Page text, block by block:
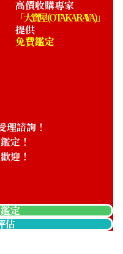
高價收購專家
「大寶屋 (OTAKARAYA)」
提供
免費鑑定
理諮詢！
定！
迎！
定
估